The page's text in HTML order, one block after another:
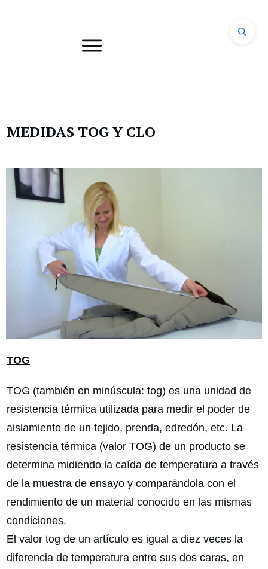
MEDIDAS TOG Y CLO
TOG
TOG (también en minúscula: tog) es una unidad de
resistencia térmica utilizada para medir el poder de
aislamiento de un tejido, prenda, edredón, etc. La
resistencia térmica (valor TOG) de un producto se
determina midiendo la caída de temperatura a través
de la muestra de ensayo y comparándola con el
rendimiento de un material conocido en las mismas
condiciones.
El valor tog de un artículo es igual a diez veces la
diferencia de temperatura entre sus dos caras, en